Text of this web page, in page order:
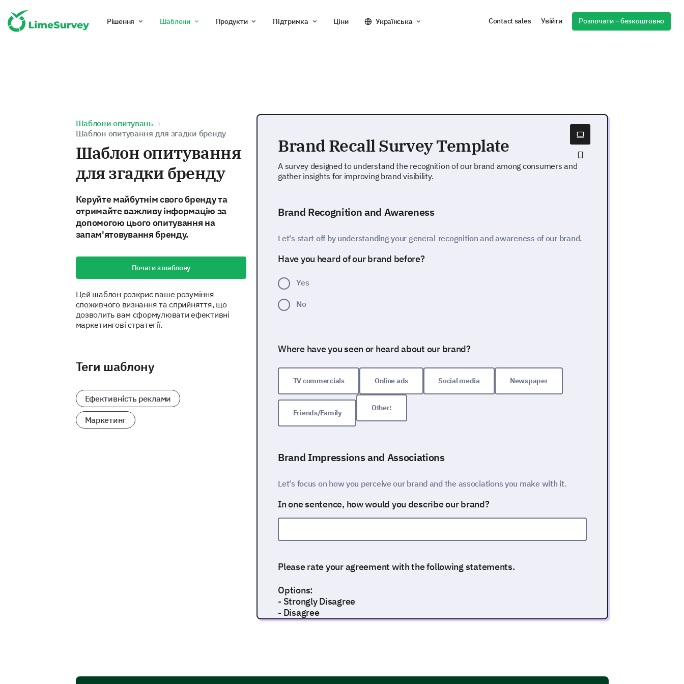
Рішення Шаблони Продукти Підтримка Ціни Українська Contact sales Увійти Розпочати – безкоштовно
Шаблони опитувань
Шаблон опитування для згадки бренду
Шаблон опитування
для згадки бренду
Керуйте майбутнім свого бренду та
отримайте важливу інформацію за
допомогою цього опитування на
запам'ятовування бренду.
Почати з шаблону
Цей шаблон розкриє ваше розуміння
споживчого визнання та сприйняття, що
дозволить вам сформулювати ефективні
маркетингові стратегії.
Теги шаблону
Ефективність реклами
Маркетинг
Brand Recall Survey Template
A survey designed to understand the recognition of our brand among consumers and
gather insights for improving brand visibility.
Brand Recognition and Awareness
Let's start off by understanding your general recognition and awareness of our brand.
Have you heard of our brand before?
Yes
No
Where have you seen or heard about our brand?
TV commercials Online ads Social media Newspaper
Friends/Family
Other:
Brand Impressions and Associations
Let's focus on how you perceive our brand and the associations you make with it.
In one sentence, how would you describe our brand?
Please rate your agreement with the following statements.
Options:
- Strongly Disagree
- Disagree
- Neutral